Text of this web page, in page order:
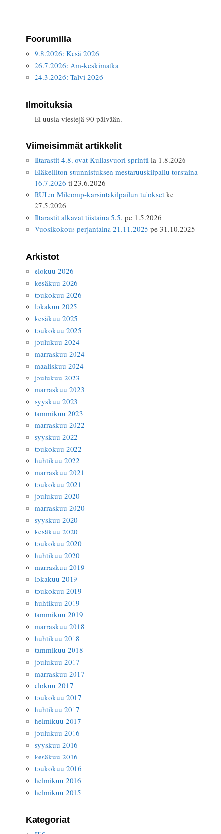
Foorumilla
9.8.2026: Kesä 2026
26.7.2026: Am-keskimatka
24.3.2026: Talvi 2026
Ilmoituksia
Ei uusia viestejä 90 päivään.
Viimeisimmät artikkelit
Iltarastit 4.8. ovat Kullasvuori sprintti la 1.8.2026
Eläkeliiton suunnistuksen mestaruuskilpailu torstaina
16.7.2026 ti 23.6.2026
RUL:n Milcomp-karsintakilpailun tulokset ke
27.5.2026
Iltarastit alkavat tiistaina 5.5. pe 1.5.2026
Vuosikokous perjantaina 21.11.2025 pe 31.10.2025
Arkistot
elokuu 2026
kesäkuu 2026
toukokuu 2026
lokakuu 2025
kesäkuu 2025
toukokuu 2025
joulukuu 2024
marraskuu 2024
maaliskuu 2024
joulukuu 2023
marraskuu 2023
syyskuu 2023
tammikuu 2023
marraskuu 2022
syyskuu 2022
toukokuu 2022
huhtikuu 2022
marraskuu 2021
toukokuu 2021
joulukuu 2020
marraskuu 2020
syyskuu 2020
kesäkuu 2020
toukokuu 2020
huhtikuu 2020
marraskuu 2019
lokakuu 2019
toukokuu 2019
huhtikuu 2019
tammikuu 2019
marraskuu 2018
huhtikuu 2018
tammikuu 2018
joulukuu 2017
marraskuu 2017
elokuu 2017
toukokuu 2017
huhtikuu 2017
helmikuu 2017
joulukuu 2016
syyskuu 2016
kesäkuu 2016
toukokuu 2016
helmikuu 2016
helmikuu 2015
Kategoriat